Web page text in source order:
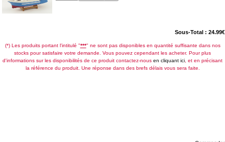
Sous-Total : 24.99€
(*) Les produits portant l'intitulé "***" ne sont pas disponibles en quantité suffisante dans nos
stocks pour satisfaire votre demande. Vous pouvez cependant les acheter. Pour plus
d'informations sur les disponibilités de ce produit contactez-nous en cliquant ici , et en précisant
la référence du produit. Une réponse dans des brefs délais vous sera faite.